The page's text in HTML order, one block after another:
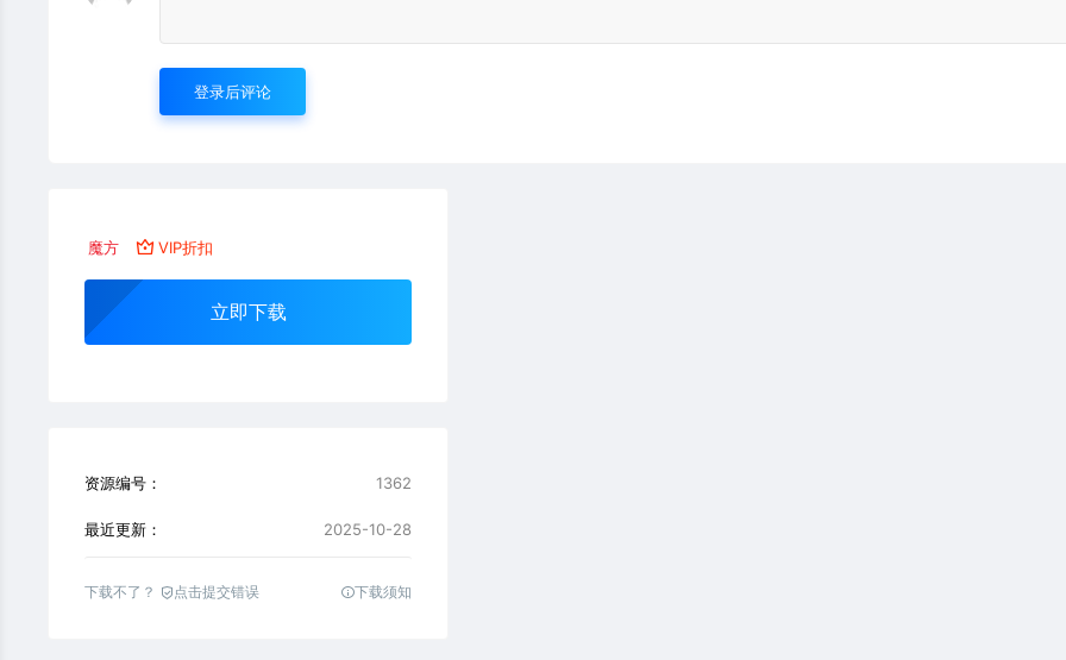
登录后评论
魔方 VIP折扣
立即下载
资源编号： 1362
最近更新： 2025-10-28
下载不了？ 点击提交错误 下载须知